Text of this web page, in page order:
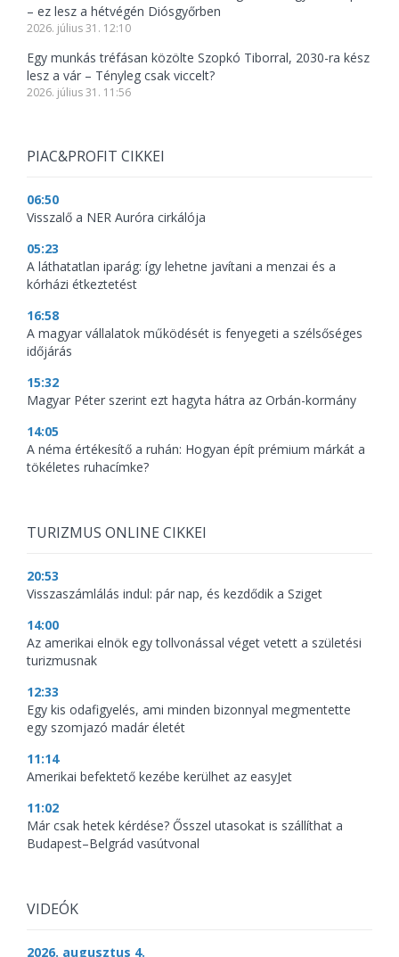
– ez lesz a hétvégén Diósgyőrben
2026. július 31. 12:10
Egy munkás tréfásan közölte Szopkó Tiborral, 2030-ra kész
lesz a vár – Tényleg csak viccelt?
2026. július 31. 11:56
PIAC&PROFIT CIKKEI
06:50
Visszalő a NER Auróra cirkálója
05:23
A láthatatlan iparág: így lehetne javítani a menzai és a
kórházi étkeztetést
16:58
A magyar vállalatok működését is fenyegeti a szélsőséges
időjárás
15:32
Magyar Péter szerint ezt hagyta hátra az Orbán-kormány
14:05
A néma értékesítő a ruhán: Hogyan épít prémium márkát a
tökéletes ruhacímke?
TURIZMUS ONLINE CIKKEI
20:53
Visszaszámlálás indul: pár nap, és kezdődik a Sziget
14:00
Az amerikai elnök egy tollvonással véget vetett a születési
turizmusnak
12:33
Egy kis odafigyelés, ami minden bizonnyal megmentette
egy szomjazó madár életét
11:14
Amerikai befektető kezébe kerülhet az easyJet
11:02
Már csak hetek kérdése? Ősszel utasokat is szállíthat a
Budapest–Belgrád vasútvonal
VIDEÓK
2026. augusztus 4.